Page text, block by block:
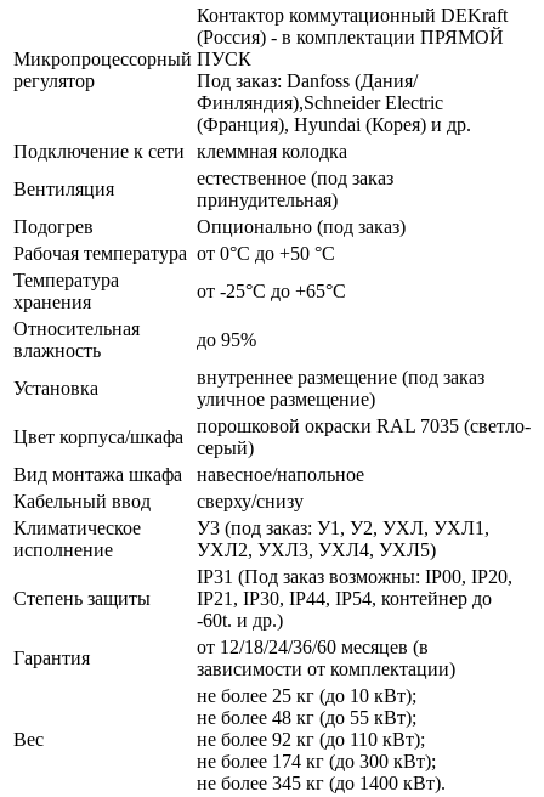
Микропроцессорный
регулятор
Контактор коммутационный DEKraft
(Россия) - в комплектации ПРЯМОЙ
ПУСК
Под заказ: Danfoss (Дания/
Финляндия),Schneider Electric
(Франция), Hyundai (Корея) и др.
Подключение к сети
клеммная колодка
Вентиляция
естественное (под заказ
принудительная)
Подогрев
Опционально (под заказ)
Рабочая температура от 0°C до +50 °C
Температура
хранения
от -25°C до +65°C
Относительная
влажность
до 95%
Установка
внутреннее размещение (под заказ
уличное размещение)
Цвет корпуса/шкафа
порошковой окраски RAL 7035 (светло-
серый)
Вид монтажа шкафа
навесное/напольное
Кабельный ввод
сверху/снизу
Климатическое
исполнение
У3 (под заказ: У1, У2, УХЛ, УХЛ1,
УХЛ2, УХЛ3, УХЛ4, УХЛ5)
Степень защиты
IP31 (Под заказ возможны: IP00, IP20,
IP21, IP30, IP44, IP54, контейнер до
-60t. и др.)
Гарантия
от 12/18/24/36/60 месяцев (в
зависимости от комплектации)
Вес
не более 25 кг (до 10 кВт);
не более 48 кг (до 55 кВт);
не более 92 кг (до 110 кВт);
не более 174 кг (до 300 кВт);
не более 345 кг (до 1400 кВт).